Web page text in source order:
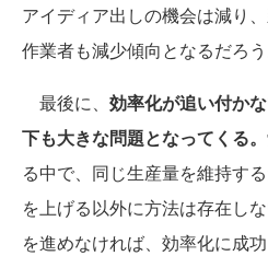
アイディア出しの機会は減り
作業者も減少傾向となるだろう
最後に、 効率化が追い付か
下も大きな問題となってくる。
る中で、同じ生産量を維持す
を上げる以外に方法は存在し
を進めなければ、効率化に成